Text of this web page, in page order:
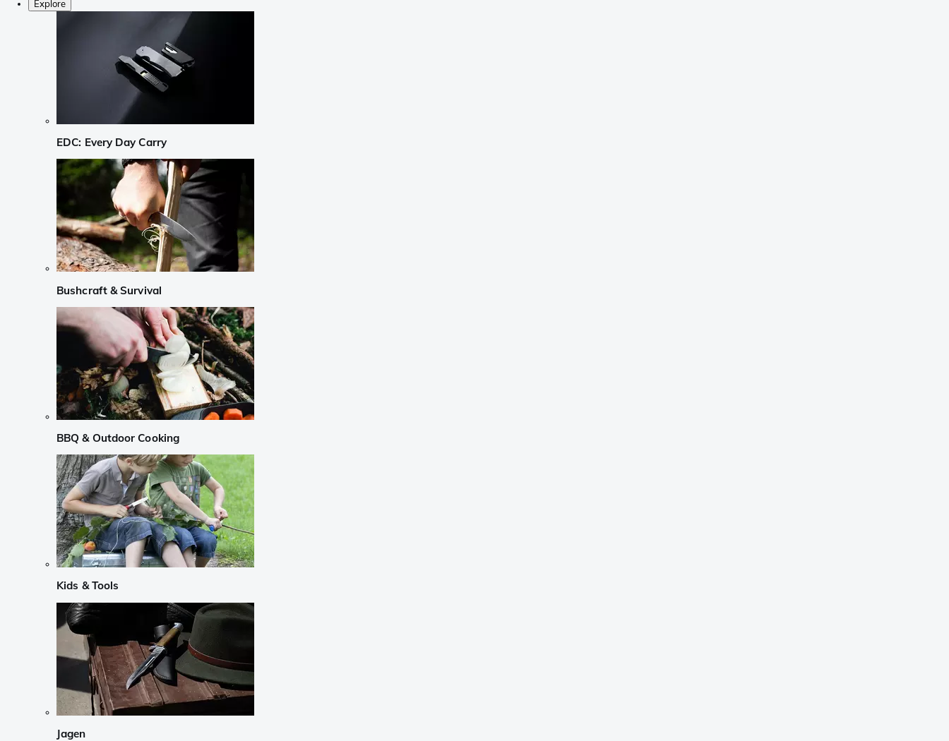
Explore
EDC: Every Day Carry
Bushcraft & Survival
BBQ & Outdoor Cooking
Kids & Tools
Jagen